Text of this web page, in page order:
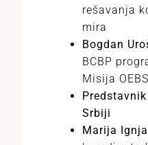
rešavanja
mira
Bogdan
BCBP
Misija
Srbiji
Marija